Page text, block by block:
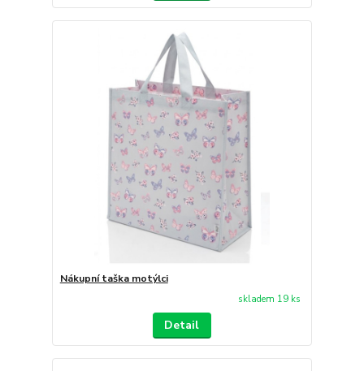
Nákupní taška motýlci
skladem 19 ks
Detail